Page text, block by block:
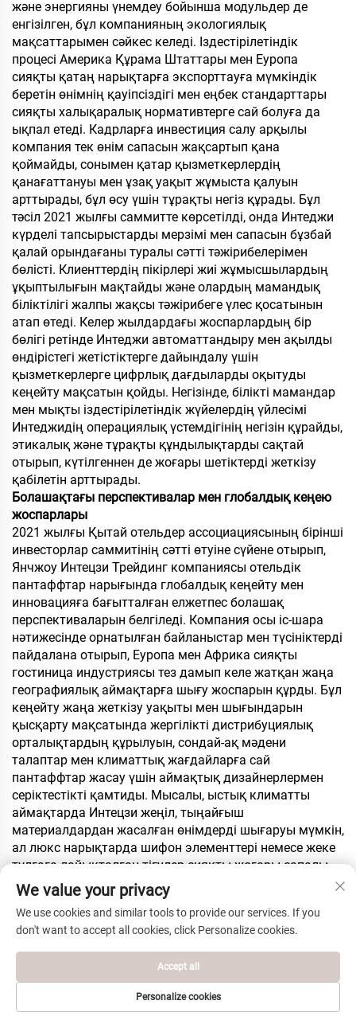
және энергияны үнемдеу бойынша модульдер де
енгізілген, бұл компанияның экологиялық
мақсаттарымен сәйкес келеді. Іздестірілетіндік
процесі Америка Құрама Штаттары мен Еуропа
сияқты қатаң нарықтарға экспорттауға мүмкіндік
беретін өнімнің қауіпсіздігі мен еңбек стандарттары
сияқты халықаралық нормативтерге сай болуға да
ықпал етеді. Кадрларға инвестиция салу арқылы
компания тек өнім сапасын жақсартып қана
қоймайды, сонымен қатар қызметкерлердің
қанағаттануы мен ұзақ уақыт жұмыста қалуын
арттырады, бұл өсу үшін тұрақты негіз құрады. Бұл
тәсіл 2021 жылғы саммитте көрсетілді, онда Интеджи
күрделі тапсырыстарды мерзімі мен сапасын бұзбай
қалай орындағаны туралы сәтті тәжірибелерімен
бөлісті. Клиенттердің пікірлері жиі жұмысшылардың
ұқыптылығын мақтайды және олардың мамандық
біліктілігі жалпы жақсы тәжірибеге үлес қосатынын
атап өтеді. Келер жылдардағы жоспарлардың бір
бөлігі ретінде Интеджи автоматтандыру мен ақылды
өндірістегі жетістіктерге дайындалу үшін
қызметкерлерге цифрлық дағдыларды оқытуды
кеңейту мақсатын қойды. Негізінде, білікті мамандар
мен мықты іздестірілетіндік жүйелердің үйлесімі
Интеджидің операциялық үстемдігінің негізін құрайды,
этикалық және тұрақты құндылықтарды сақтай
отырып, күтілгеннен де жоғары шетіктерді жеткізу
қабілетін арттырады.
Болашақтағы перспективалар мен глобалдық кеңею
жоспарлары
2021 жылғы Қытай отельдер ассоциациясының бірінші
инвесторлар саммитінің сәтті өтуіне сүйене отырып,
Янчжоу Интецзи Трейдинг компаниясы отельдік
пантаффтар нарығында глобалдық кеңейту мен
инновацияға бағытталған елжетпес болашақ
перспективаларын белгіледі. Компания осы іс-шара
нәтижесінде орнатылған байланыстар мен түсініктерді
пайдалана отырып, Еуропа мен Африка сияқты
гостиница индустриясы тез дамып келе жатқан жаңа
географиялық аймақтарға шығу жоспарын құрды. Бұл
кеңейту жаңа жеткізу уақыты мен шығындарын
қысқарту мақсатында жергілікті дистрибуциялық
орталықтардың құрылуын, сондай-ақ мәдени
талаптар мен климаттық жағдайларға сай
пантаффтар жасау үшін аймақтық дизайнерлермен
серіктестікті қамтиды. Мысалы, ыстық климатты
аймақтарда Интецзи жеңіл, тыңайғыш
материалдардан жасалған өнімдерді шығаруы мүмкін,
ал люкс нарықтарда шифон элементтері немесе жеке
тұлғаға лайықталған тігулер сияқты жоғары сапалы
өңдеуге назар аударуы мүмкін. Технологияға
инвестиция салу — бұл компанияның тағы бір басты
басымдығы. Өндірістік желілерге ИА және IoT-ты
интеграциялау жоспарлануда, бұл орындалатын
тапсырыстарға лездік алдын-ала қарау мүмкіндігі
беретін цифрлық платформалар арқылы отельдердің
тапсырыс беруіне мүмкіндік беретін, сапаны нақты
уақыт режимінде бақылау мен ақылды дербес
ЭЛЕКТРОНДЫҚ
We value your privacy
We use cookies and similar tools to provide our services. If you
don't want to accept all cookies, click Personalize cookies.
Personalize cookies
Accept all